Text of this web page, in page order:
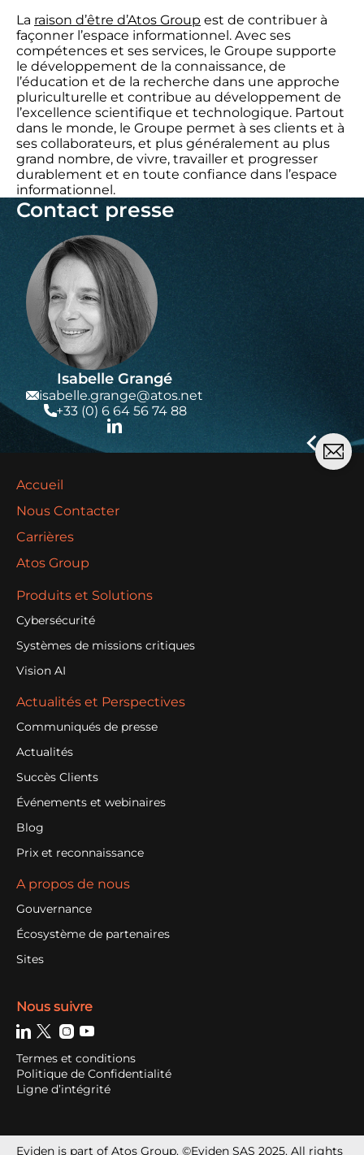
La raison d’être d’Atos Group est de contribuer à
façonner l’espace informationnel. Avec ses
compétences et ses services, le Groupe supporte
le développement de la connaissance, de
l’éducation et de la recherche dans une approche
pluriculturelle et contribue au développement de
l’excellence scientifique et technologique. Partout
dans le monde, le Groupe permet à ses clients et à
ses collaborateurs, et plus généralement au plus
grand nombre, de vivre, travailler et progresser
durablement et en toute confiance dans l’espace
informationnel.
Contact presse
Isabelle Grangé
isabelle.grange@atos.net
+33 (0) 6 64 56 74 88
Accueil
Nous Contacter
Carrières
Atos Group
Produits et Solutions
Cybersécurité
Systèmes de missions critiques
Vision AI
Actualités et Perspectives
Communiqués de presse
Actualités
Succès Clients
Événements et webinaires
Blog
Prix et reconnaissance
A propos de nous
Gouvernance
Écosystème de partenaires
Sites
Nous suivre
Termes et conditions
Politique de Confidentialité
Ligne d’intégrité
Eviden is part of Atos Group. ©Eviden SAS 2025. All rights